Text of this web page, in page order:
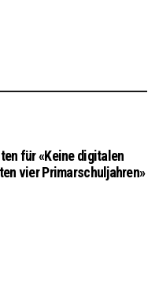
für «Keine digitalen
vier Primarschuljahren»